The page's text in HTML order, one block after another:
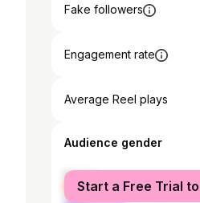
Fake followers
Engagement rate
Average Reel plays
Audience gender
female
male
Start a Free Trial